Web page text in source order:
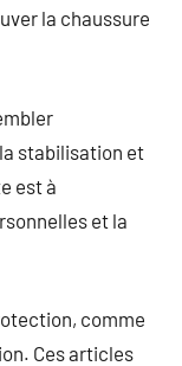
la chaussure
stabilisation et
est à
et la
comme
Ces articles